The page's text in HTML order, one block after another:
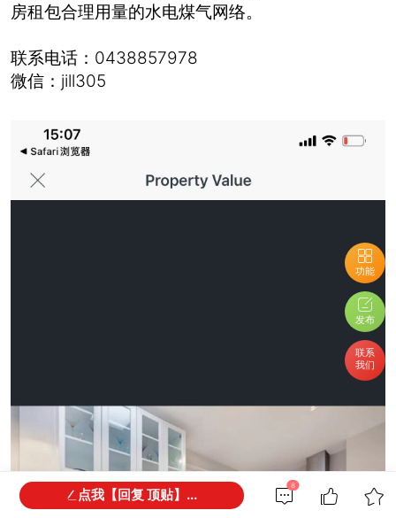
功能
发布
联系
我们
房租包合理用量的水电煤气网络。
联系电话：0438857978
微信：jill305
8
点我【回复 顶贴】...